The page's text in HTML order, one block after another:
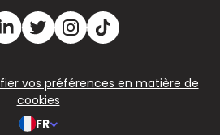
vos préférences en matière de
cookies
FR